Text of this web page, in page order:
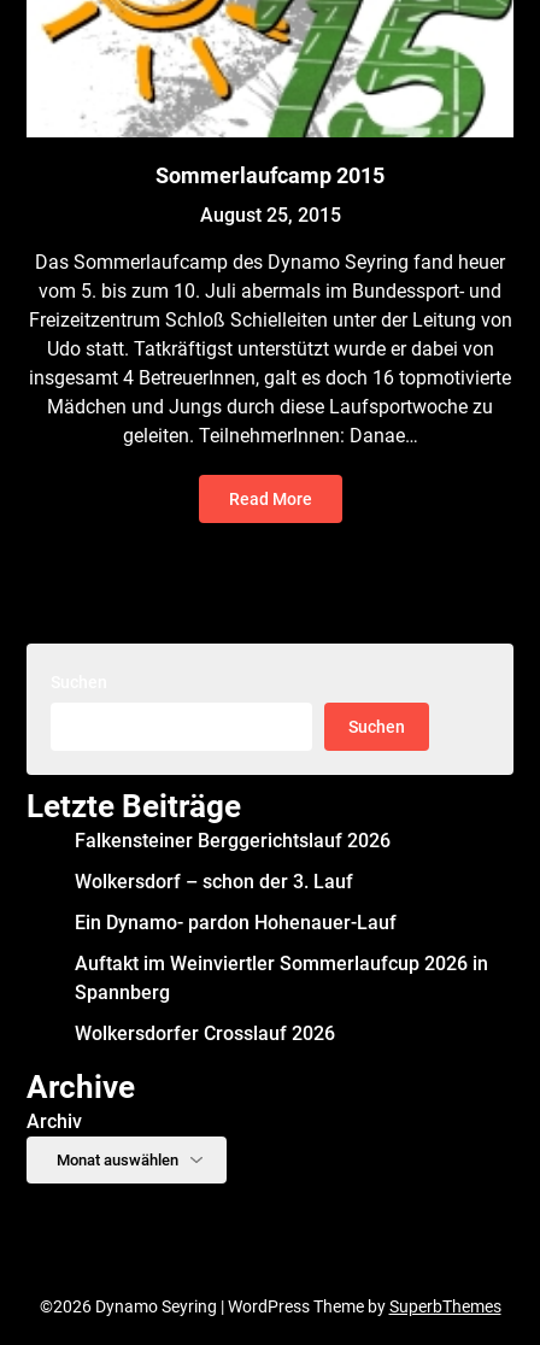
Sommerlaufcamp 2015
August 25, 2015
Das Sommerlaufcamp des Dynamo Seyring fand heuer
vom 5. bis zum 10. Juli abermals im Bundessport- und
Freizeitzentrum Schloß Schielleiten unter der Leitung von
Udo statt. Tatkräftigst unterstützt wurde er dabei von
insgesamt 4 BetreuerInnen, galt es doch 16 topmotivierte
Mädchen und Jungs durch diese Laufsportwoche zu
geleiten. TeilnehmerInnen: Danae…
Read More
Suchen
Letzte Beiträge
Falkensteiner Berggerichtslauf 2026
Wolkersdorf – schon der 3. Lauf
Ein Dynamo- pardon Hohenauer-Lauf
Auftakt im Weinviertler Sommerlaufcup 2026 in
Spannberg
Wolkersdorfer Crosslauf 2026
Archive
Archiv
©2026 Dynamo Seyring | WordPress Theme bySuperbThemes